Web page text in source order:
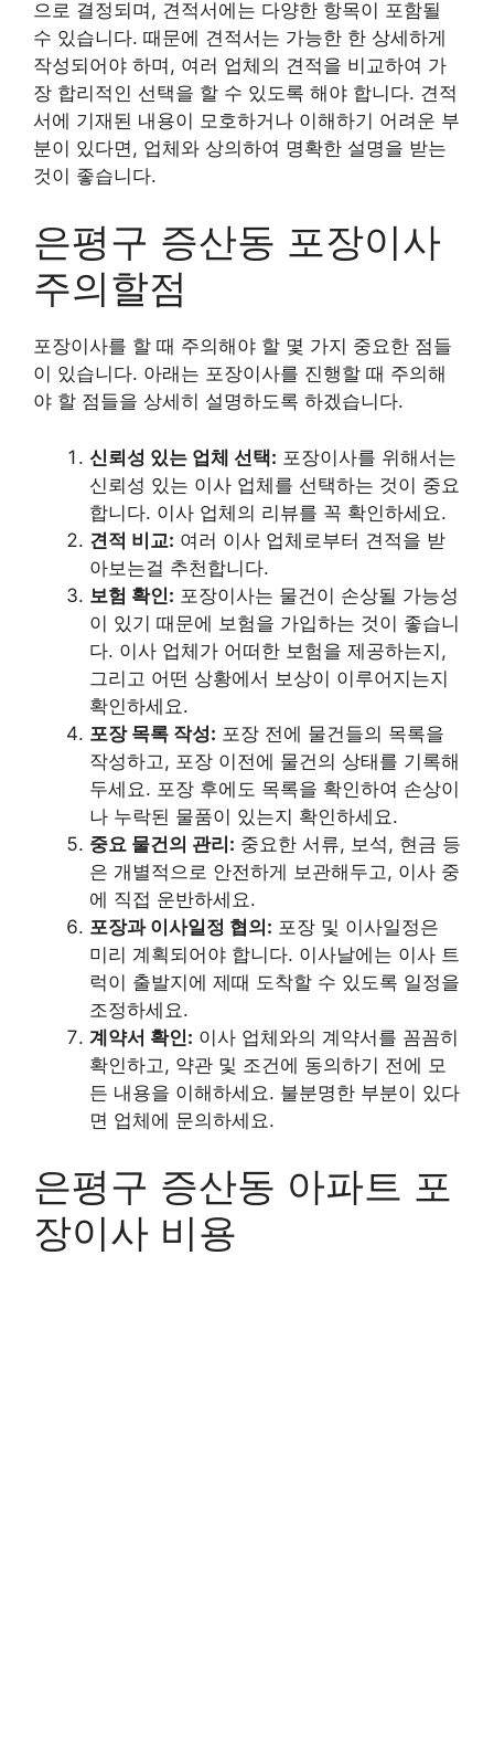
으로 결정되며, 견적서에는 다양한 항목이 포함될
수 있습니다. 때문에 견적서는 가능한 한 상세하게
작성되어야 하며, 여러 업체의 견적을 비교하여 가
장 합리적인 선택을 할 수 있도록 해야 합니다. 견적
서에 기재된 내용이 모호하거나 이해하기 어려운 부
분이 있다면, 업체와 상의하여 명확한 설명을 받는
것이 좋습니다.
은평구 증산동 포장이사
주의할점
포장이사를 할 때 주의해야 할 몇 가지 중요한 점들
이 있습니다. 아래는 포장이사를 진행할 때 주의해
야 할 점들을 상세히 설명하도록 하겠습니다.
신뢰성 있는 업체 선택: 포장이사를 위해서는
신뢰성 있는 이사 업체를 선택하는 것이 중요
합니다. 이사 업체의 리뷰를 꼭 확인하세요.
견적 비교: 여러 이사 업체로부터 견적을 받
아보는걸 추천합니다.
보험 확인: 포장이사는 물건이 손상될 가능성
이 있기 때문에 보험을 가입하는 것이 좋습니
다. 이사 업체가 어떠한 보험을 제공하는지,
그리고 어떤 상황에서 보상이 이루어지는지
확인하세요.
포장 목록 작성: 포장 전에 물건들의 목록을
작성하고, 포장 이전에 물건의 상태를 기록해
두세요. 포장 후에도 목록을 확인하여 손상이
나 누락된 물품이 있는지 확인하세요.
중요 물건의 관리: 중요한 서류, 보석, 현금 등
은 개별적으로 안전하게 보관해두고, 이사 중
에 직접 운반하세요.
포장과 이사일정 협의: 포장 및 이사일정은
미리 계획되어야 합니다. 이사날에는 이사 트
럭이 출발지에 제때 도착할 수 있도록 일정을
조정하세요.
계약서 확인: 이사 업체와의 계약서를 꼼꼼히
확인하고, 약관 및 조건에 동의하기 전에 모
든 내용을 이해하세요. 불분명한 부분이 있다
면 업체에 문의하세요.
은평구 증산동 아파트 포
장이사 비용